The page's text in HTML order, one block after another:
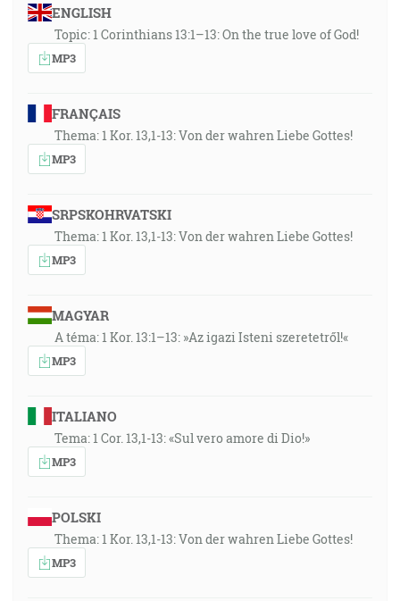
ENGLISH
Topic: 1 Corinthians 13:1–13: On the true love of God!
MP3
FRANÇAIS
Thema: 1 Kor. 13,1-13: Von der wahren Liebe Gottes!
MP3
SRPSKOHRVATSKI
Thema: 1 Kor. 13,1-13: Von der wahren Liebe Gottes!
MP3
MAGYAR
A téma: 1 Kor. 13:1–13: »Az igazi Isteni szeretetről!«
MP3
ITALIANO
Tema: 1 Cor. 13,1-13: «Sul vero amore di Dio!»
MP3
POLSKI
Thema: 1 Kor. 13,1-13: Von der wahren Liebe Gottes!
MP3